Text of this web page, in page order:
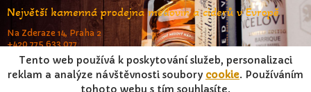
Největší kamenná prodejna medovin a ciderů v Evropě
Na Zderaze 14, Praha 2
+420 775 633 077
www.medovinarna.cz
Tento web používá k poskytování služeb, personalizaci
reklam a analýze návštěvnosti soubory cookie. Používáním
tohoto webu s tím souhlasíte.